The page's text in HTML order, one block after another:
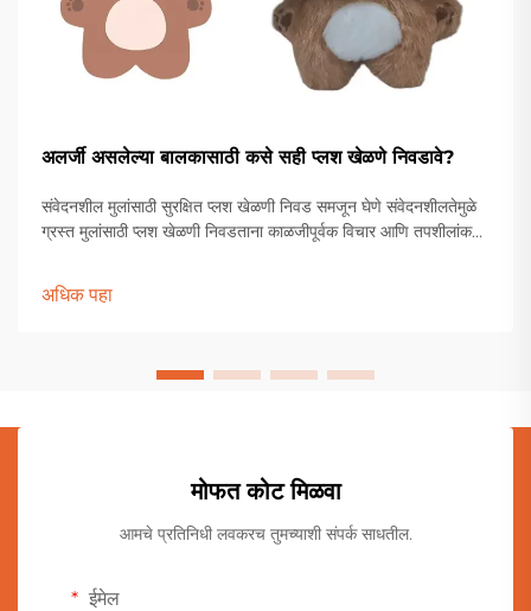
अलर्जी असलेल्या बालकासाठी कसे सही प्लश खेळणे निवडावे?
संवेदनशील मुलांसाठी सुरक्षित प्लश खेळणी निवड समजून घेणे संवेदनशीलतेमुळे
ग्रस्त मुलांसाठी प्लश खेळणी निवडताना काळजीपूर्वक विचार आणि तपशीलांकडे
उत्पादन प्रक्रिया इत्यादींमधून जाणे आवश्यक असते.
अधिक पहा
मोफत कोट मिळवा
आमचे प्रतिनिधी लवकरच तुमच्याशी संपर्क साधतील.
ईमेल